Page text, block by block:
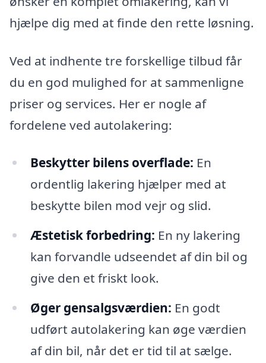
hjælpe dig med at finde den rette løsning.
Ved at indhente tre forskellige tilbud får
du en god mulighed for at sammenligne
priser og services. Her er nogle af
fordelene ved autolakering:
Beskytter bilens overflade: En
ordentlig lakering hjælper med at
beskytte bilen mod vejr og slid.
Æstetisk forbedring: En ny lakering
kan forvandle udseendet af din bil og
give den et friskt look.
Øger gensalgsværdien: En godt
udført autolakering kan øge værdien
af din bil, når det er tid til at sælge.